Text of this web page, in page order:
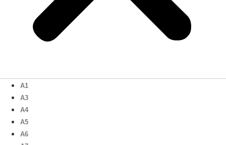
A1
A3
A4
A5
A6